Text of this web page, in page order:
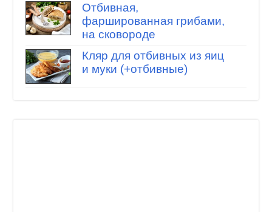
Отбивная,
фаршированная грибами,
на сковороде
Кляр для отбивных из яиц
и муки (+отбивные)